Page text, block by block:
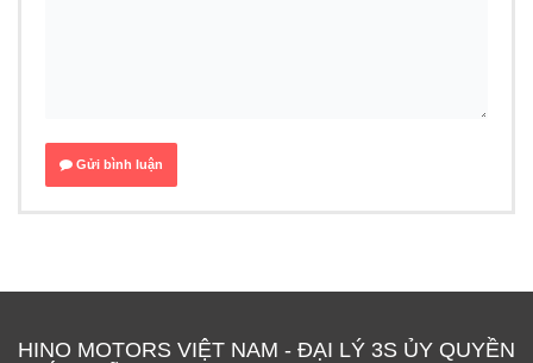
Gửi bình luận
HINO MOTORS VIỆT NAM - ĐẠI LÝ 3S ỦY QUYỀN